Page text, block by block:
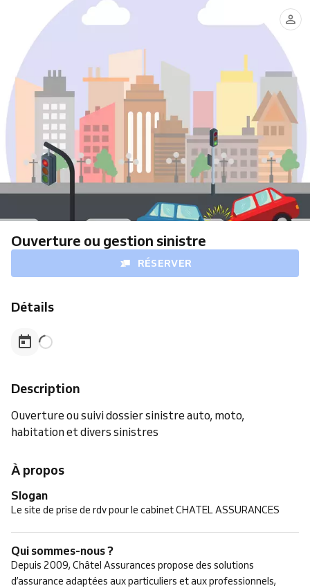
Ouverture ou gestion sinistre
RÉSERVER
Détails
Description
Ouverture ou suivi dossier sinistre auto, moto,
habitation et divers sinistres
À propos
Slogan
Le site de prise de rdv pour le cabinet CHATEL ASSURANCES
Qui sommes-nous ?
Depuis 2009, Châtel Assurances propose des solutions
d’assurance adaptées aux particuliers et aux professionnels,